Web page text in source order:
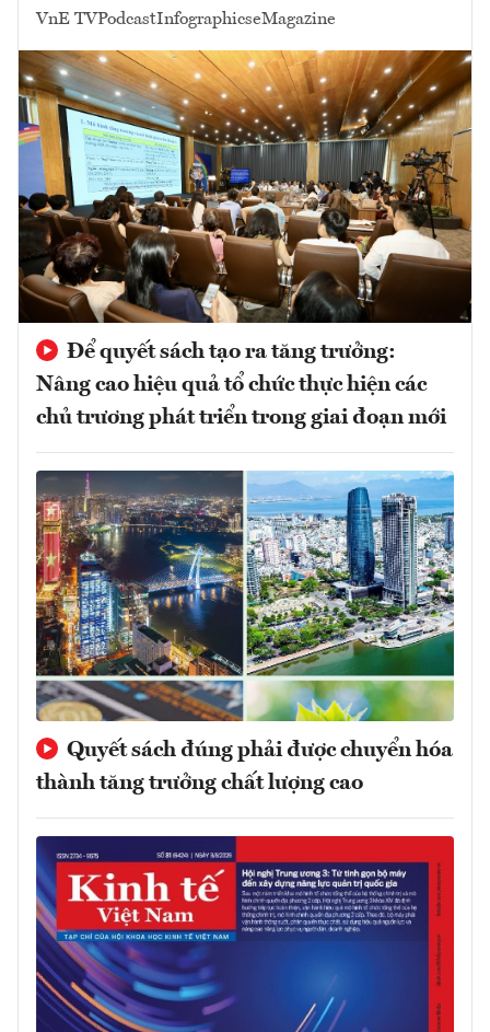
VnE TVPodcastInfographicseMagazine
Để quyết sách tạo ra tăng trưởng:
Nâng cao hiệu quả tổ chức thực hiện các
chủ trương phát triển trong giai đoạn mới
Quyết sách đúng phải được chuyển hóa
thành tăng trưởng chất lượng cao